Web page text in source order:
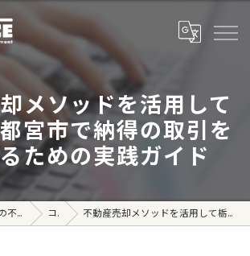
メソッドを活用して
宮市で納得の取引を
ための実践ガイド
栃木県宇都宮市の不動産売買なら株式会社ジャスティス コラム 不動産売却メソッドを活用して栃木県宇都宮市で納得の取引を実現するための実践ガイド